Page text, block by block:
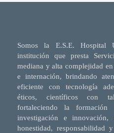
Somos la E.S.E. Hospital
institución que presta
mediana y alta complejidad
e internación, brindando
eficiente con tecnología
éticos, científicos con
fortaleciendo la formación
investigación e innovación,
honestidad, responsabilidad